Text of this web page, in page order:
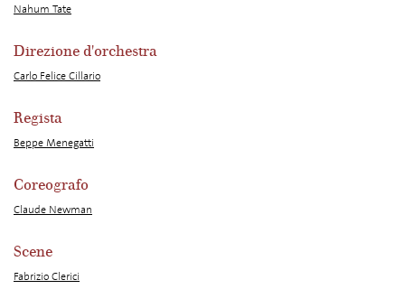
Nahum Tate
Direzione d'orchestra
Carlo Felice Cillario
Regista
Beppe Menegatti
Coreografo
Claude Newman
Scene
Fabrizio Clerici